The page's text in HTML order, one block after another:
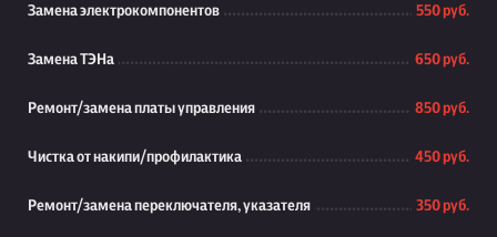
Замена электрокомпонентов 550 руб.
Замена ТЭНа 650 руб.
Ремонт/замена платы управления 850 руб.
Чистка от накипи/профилактика 450 руб.
Ремонт/замена переключателя, указателя 350 руб.